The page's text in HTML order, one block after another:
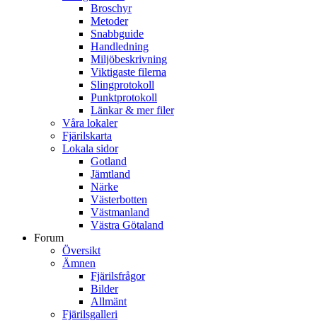
Broschyr
Metoder
Snabbguide
Handledning
Miljöbeskrivning
Viktigaste filerna
Slingprotokoll
Punktprotokoll
Länkar & mer filer
Våra lokaler
Fjärilskarta
Lokala sidor
Gotland
Jämtland
Närke
Västerbotten
Västmanland
Västra Götaland
Forum
Översikt
Ämnen
Fjärilsfrågor
Bilder
Allmänt
Fjärilsgalleri